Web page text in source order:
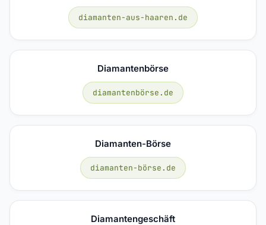
diamanten-aus-haaren.de
Diamantenbörse
diamantenbörse.de
Diamanten-Börse
diamanten-börse.de
Diamantengeschäft